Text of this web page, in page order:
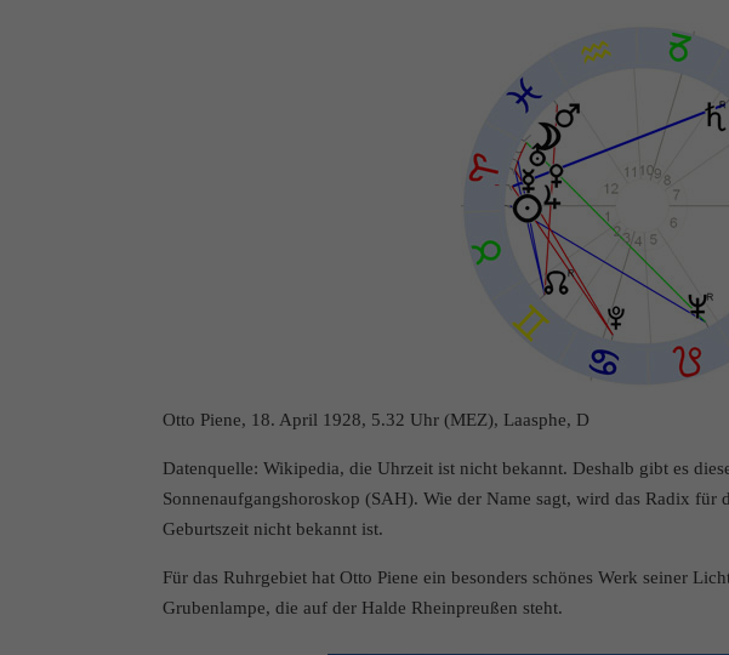
Otto Piene, 18. April 1928, 5.32 Uhr (MEZ), Laasphe, D
Datenquelle: Wikipedia, die Uhrzeit ist nicht bekannt. Deshalb gibt es
Sonnenaufgangshoroskop (SAH). Wie der Name sagt, wird das Radix für
Geburtszeit nicht bekannt ist.
Für das Ruhrgebiet hat Otto Piene ein besonders schönes Werk seiner
Grubenlampe, die auf der Halde Rheinpreußen steht.